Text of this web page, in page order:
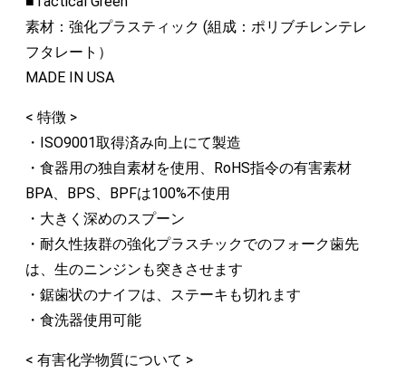
素材：強化プラスティック (組成：ポリブチレンテレ
フタレート）
MADE IN USA
< 特徴 >
・ISO9001取得済み向上にて製造
・食器用の独自素材を使用、RoHS指令の有害素材
BPA、BPS、BPFは100%不使用
・大きく深めのスプーン
・耐久性抜群の強化プラスチックでのフォーク歯先
は、生のニンジンも突きさせます
・鋸歯状のナイフは、ステーキも切れます
・食洗器使用可能
< 有害化学物質について >